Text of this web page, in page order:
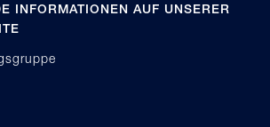
INFORMATIONEN AUF UNSERER